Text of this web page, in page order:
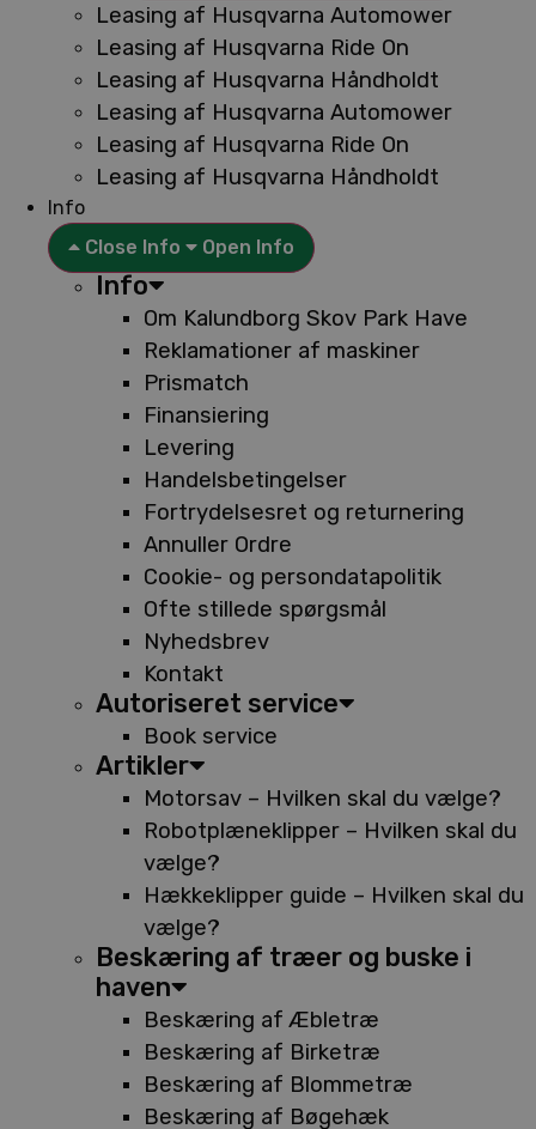
Leasing af Husqvarna Automower
Leasing af Husqvarna Ride On
Leasing af Husqvarna Håndholdt
Leasing af Husqvarna Automower
Leasing af Husqvarna Ride On
Leasing af Husqvarna Håndholdt
Info
Close Info
Open Info
Info
Om Kalundborg Skov Park Have
Reklamationer af maskiner
Prismatch
Finansiering
Levering
Handelsbetingelser
Fortrydelsesret og returnering
Annuller Ordre
Cookie- og persondatapolitik
Ofte stillede spørgsmål
Nyhedsbrev
Kontakt
Autoriseret service
Book service
Artikler
Motorsav – Hvilken skal du vælge?
Robotplæneklipper – Hvilken skal du
vælge?
Hækkeklipper guide – Hvilken skal du
vælge?
Beskæring af træer og buske i
haven
Beskæring af Æbletræ
Beskæring af Birketræ
Beskæring af Blommetræ
Beskæring af Bøgehæk